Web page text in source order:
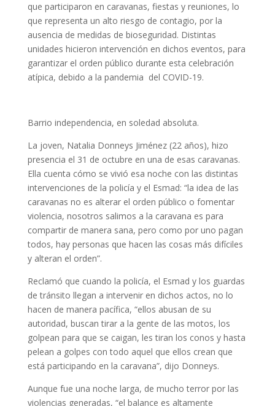
que participaron en caravanas, fiestas y reuniones, lo
que representa un alto riesgo de contagio, por la
ausencia de medidas de bioseguridad. Distintas
unidades hicieron intervención en dichos eventos, para
garantizar el orden público durante esta celebración
atípica, debido a la pandemia del COVID-19.
Barrio independencia, en soledad absoluta.
La joven, Natalia Donneys Jiménez (22 años), hizo
presencia el 31 de octubre en una de esas caravanas.
Ella cuenta cómo se vivió esa noche con las distintas
intervenciones de la policía y el Esmad: “la idea de las
caravanas no es alterar el orden público o fomentar
violencia, nosotros salimos a la caravana es para
compartir de manera sana, pero como por uno pagan
todos, hay personas que hacen las cosas más difíciles
y alteran el orden”.
Reclamó que cuando la policía, el Esmad y los guardas
de tránsito llegan a intervenir en dichos actos, no lo
hacen de manera pacífica, “ellos abusan de su
autoridad, buscan tirar a la gente de las motos, los
golpean para que se caigan, les tiran los conos y hasta
pelean a golpes con todo aquel que ellos crean que
está participando en la caravana”, dijo Donneys.
Aunque fue una noche larga, de mucho terror por las
violencias generadas, “el balance es altamente